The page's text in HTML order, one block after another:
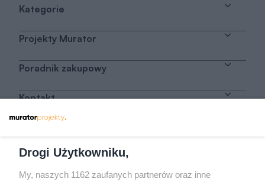
Kategorie
Projekty Murator
Poradnik zakupowy
Kontakt
Drogi Użytkowniku,
My, naszych 1162 zaufanych partnerów oraz inne